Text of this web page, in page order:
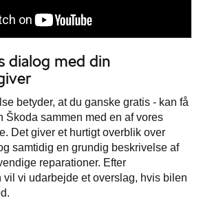
dialog med din
betyder, at du ganske gratis - kan få
Škoda sammen med en af vores
Det giver et hurtigt overblik over
samtidig en grundig beskrivelse af
reparationer. Efter
vil vi udarbejde et overslag, hvis bilen